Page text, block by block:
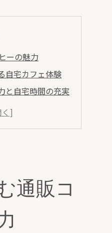
ーの魅力
自宅カフェ体験
と自宅時間の充実
すすめコーヒー豆
楽しむコツ
を美味しく楽しむ
る通販活用術
通販コ